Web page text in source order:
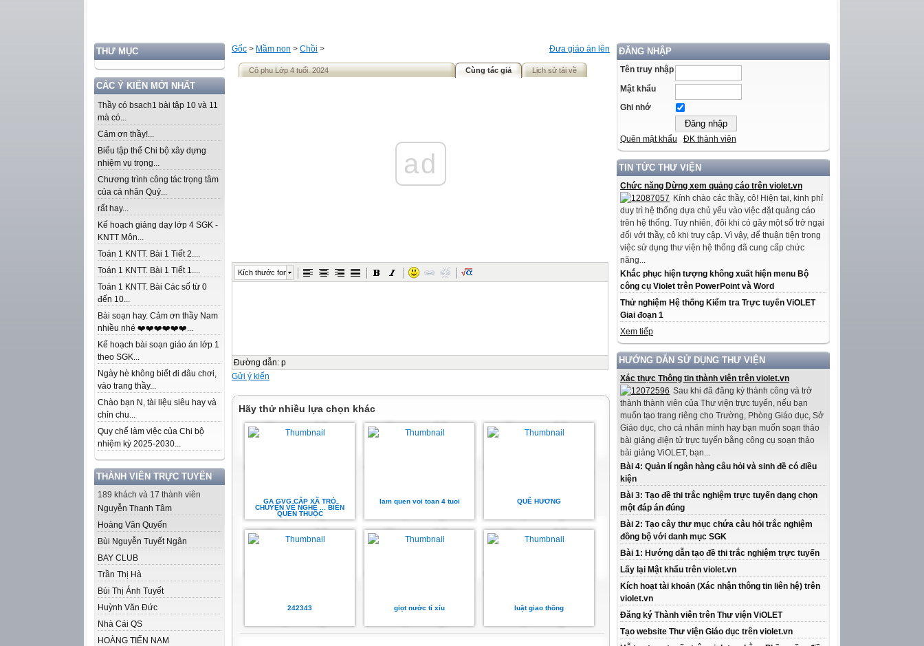
THƯ MỤC
CÁC Ý KIẾN MỚI NHẤT
Thầy có bsach1 bài tập 10 và 11
mà có...
Cảm ơn thầy!...
Biểu tập thể Chi bộ xây dựng
nhiệm vụ trọng...
Chương trình công tác trọng tâm
của cá nhân Quý...
rất hay...
Kế hoạch giảng dạy lớp 4 SGK -
KNTT Môn...
Toán 1 KNTT. Bài 1 Tiết 2....
Toán 1 KNTT. Bài 1 Tiết 1....
Toán 1 KNTT. Bài Các số từ 0
đến 10...
Bài soạn hay. Cảm ơn thầy Nam
nhiều nhé ❤️❤️❤️❤️❤️❤️...
Kế hoạch bài soạn giáo án lớp 1
theo SGK...
Ngày hè không biết đi đâu chơi,
vào trang thầy...
Chào bạn N, tài liệu siêu hay và
chỉn chu...
Quy chế làm việc của Chi bộ
nhiệm kỳ 2025-2030...
THÀNH VIÊN TRỰC TUYẾN
189 khách và 17 thành viên
Nguyễn Thanh Tâm
Hoàng Văn Quyến
Bùi Nguyễn Tuyết Ngân
BAY CLUB
Trần Thị Hà
Bùi Thị Ánh Tuyết
Huỳnh Văn Đức
Nhà Cái QS
HOÀNG TIẾN NAM
ĐĂNG NHẬP
Tên truy nhập
Mật khẩu
Ghi nhớ
Quên mật khẩu ĐK thành viên
TIN TỨC THƯ VIỆN
Chức năng Dừng xem quảng cáo trên violet.vn
Kính chào các thầy, cô! Hiện tại, kinh phí
duy trì hệ thống dựa chủ yếu vào việc đặt quảng cáo
trên hệ thống. Tuy nhiên, đôi khi có gây một số trở ngại
đối với thầy, cô khi truy cập. Vì vậy, để thuận tiện trong
việc sử dụng thư viện hệ thống đã cung cấp chức
năng...
Khắc phục hiện tượng không xuất hiện menu Bộ
công cụ Violet trên PowerPoint và Word
Thử nghiệm Hệ thống Kiểm tra Trực tuyến ViOLET
Giai đoạn 1
Xem tiếp
HƯỚNG DẪN SỬ DỤNG THƯ VIỆN
Xác thực Thông tin thành viên trên violet.vn
Sau khi đã đăng ký thành công và trở
thành thành viên của Thư viện trực tuyến, nếu bạn
muốn tạo trang riêng cho Trường, Phòng Giáo dục, Sở
Giáo dục, cho cá nhân mình hay bạn muốn soạn thảo
bài giảng điện tử trực tuyến bằng công cụ soạn thảo
bài giảng ViOLET, bạn...
Bài 4: Quản lí ngân hàng câu hỏi và sinh đề có điều
kiện
Bài 3: Tạo đề thi trắc nghiệm trực tuyến dạng chọn
một đáp án đúng
Bài 2: Tạo cây thư mục chứa câu hỏi trắc nghiệm
đồng bộ với danh mục SGK
Bài 1: Hướng dẫn tạo đề thi trắc nghiệm trực tuyến
Lấy lại Mật khẩu trên violet.vn
Kích hoạt tài khoản (Xác nhận thông tin liên hệ) trên
violet.vn
Đăng ký Thành viên trên Thư viện ViOLET
Tạo website Thư viện Giáo dục trên violet.vn
Đưa giáo án lên
Gốc > Mầm non > Chồi >
Cô phu Lớp 4 tuổi. 2024 Cùng tác giả Lịch sử tải về
ad
Kích thước font
Đường dẫn: p
Gửi ý kiến
Hãy thử nhiều lựa chọn khác
GA GVG CẤP XÃ TRÒ
CHUYỆN VỀ NGHỀ ... BIẾN
QUEN THUỘC
lam quen voi toan 4 tuoi QUÊ HƯƠNG
242343 giọt nước tí xíu luật giao thông